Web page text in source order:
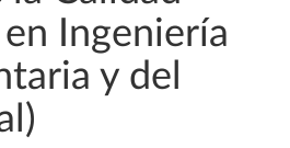
Ingeniería
y del